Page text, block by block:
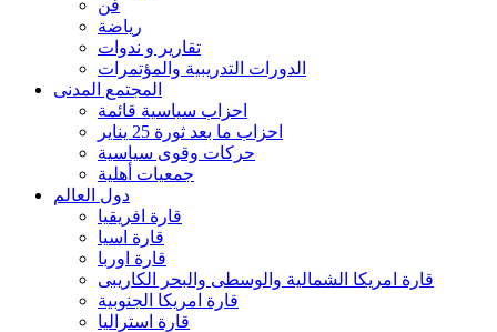
فن
رياضة
تقارير و ندوات
الدورات التدريبية والمؤتمرات
المجتمع المدنى
احزاب سياسية قائمة
احزاب ما بعد ثورة 25 يناير
حركات وقوى سياسية
جمعيات أهلية
دول العالم
قارة افريقيا
قارة اسيا
قارة اوربا
قارة امريكا الشمالية والوسطى والبحر الكاريبى
قارة امريكا الجنوبية
قارة استراليا